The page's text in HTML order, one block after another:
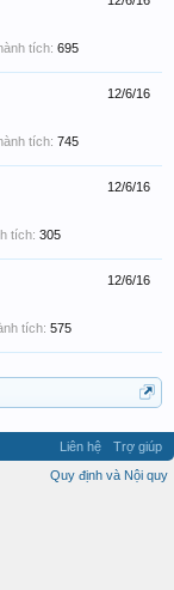
tích: 695
12/6/16
tích: 745
12/6/16
tích: 305
12/6/16
tích: 575
Liên hệ
Trợ giúp
Quy định và Nội quy